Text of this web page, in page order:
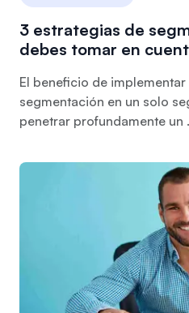
3 estrategias de
debes tomar en
El beneficio de
segmentación en un solo
penetrar profundamente un